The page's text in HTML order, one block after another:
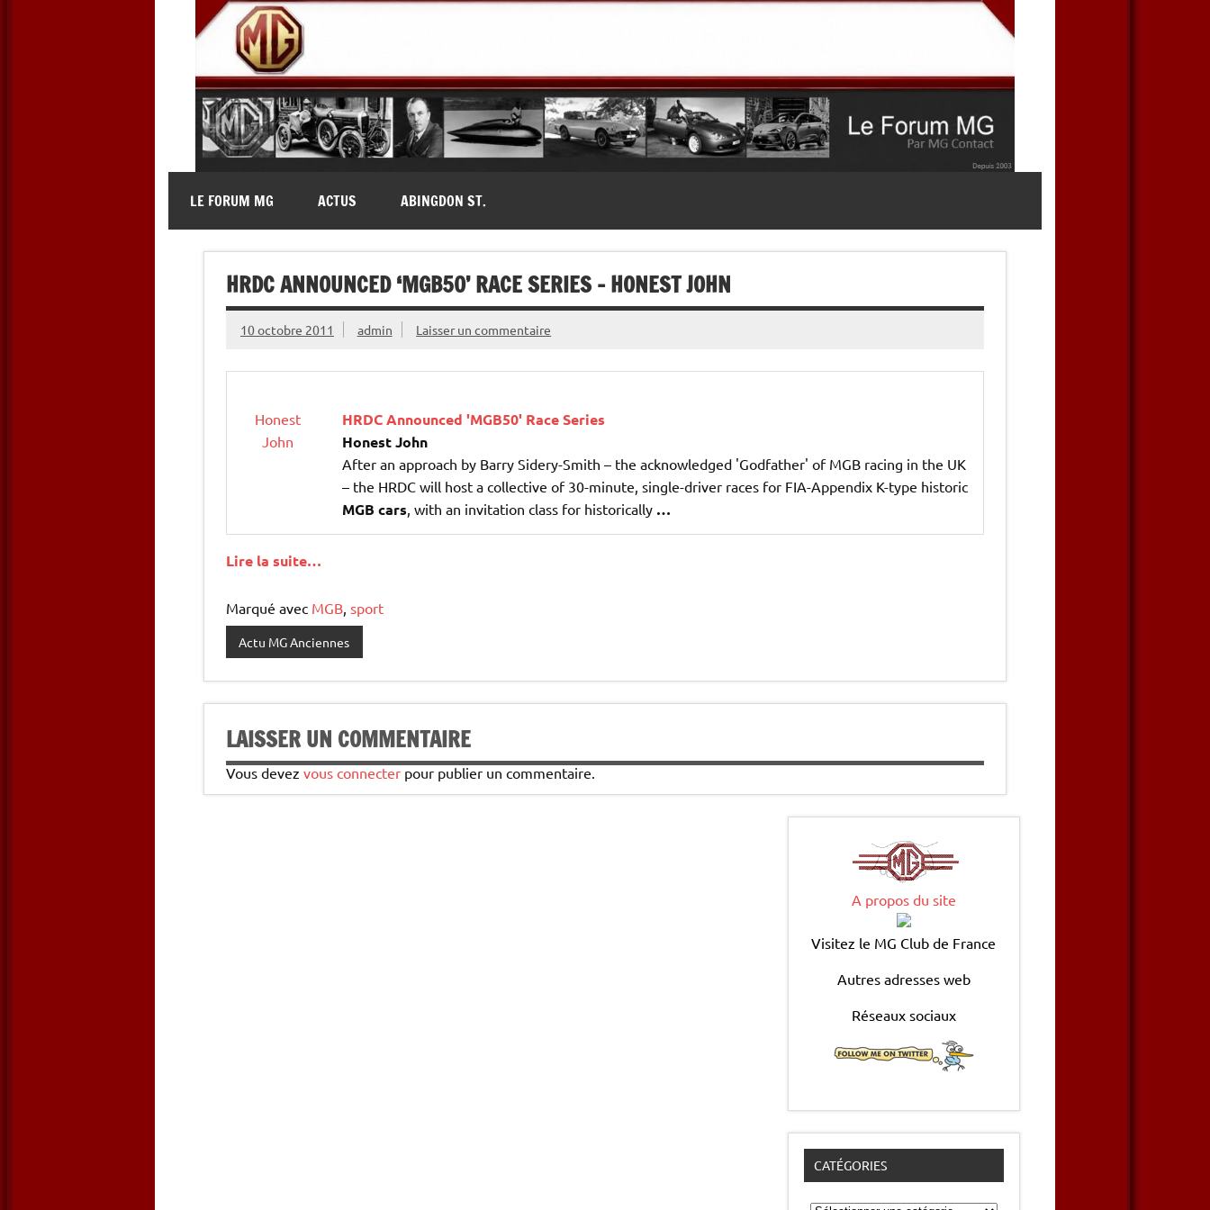
MG Contact
LE FORUM MG ACTUS ABINGDON ST.
HRDC ANNOUNCED ‘MGB50’ RACE SERIES – HONEST JOHN
10 octobre 2011 admin Laisser un commentaire
Honest
John
HRDC Announced 'MGB50' Race Series
Honest John
After an approach by Barry Sidery-Smith – the acknowledged 'Godfather' of MGB racing in the UK
– the HRDC will host a collective of 30-minute, single-driver races for FIA-Appendix K-type historic
MGB cars, with an invitation class for historically …
Lire la suite…
Marqué avec MGB, sport
Actu MG Anciennes
LAISSER UN COMMENTAIRE
Vous devez vous connecter pour publier un commentaire.
A propos du site
Visitez le MG Club de France
Autres adresses web
Réseaux sociaux
CATÉGORIES